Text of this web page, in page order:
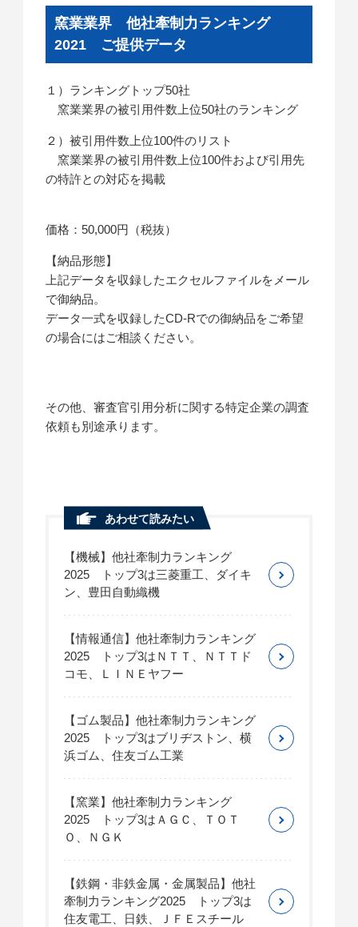
窯業業界 他社牽制力ランキング
2021 ご提供データ
１）ランキングトップ50社
窯業業界の被引用件数上位50社のランキング
２）被引用件数上位100件のリスト
窯業業界の被引用件数上位100件および引用先
の特許との対応を掲載
価格：50,000円（税抜）
【納品形態】
上記データを収録したエクセルファイルをメール
で御納品。
データ一式を収録したCD-Rでの御納品をご希望
の場合にはご相談ください。
その他、審査官引用分析に関する特定企業の調査
依頼も別途承ります。
あわせて読みたい
【機械】他社牽制力ランキング
2025 トップ3は三菱重工、ダイキ
ン、豊田自動織機
【情報通信】他社牽制力ランキング
2025 トップ3はＮＴＴ、ＮＴＴド
コモ、ＬＩＮＥヤフー
【ゴム製品】他社牽制力ランキング
2025 トップ3はブリヂストン、横
浜ゴム、住友ゴム工業
【窯業】他社牽制力ランキング
2025 トップ3はＡＧＣ、ＴＯＴ
Ｏ、ＮＧＫ
【鉄鋼・非鉄金属・金属製品】他社
牽制力ランキング2025 トップ3は
住友電工、日鉄、ＪＦＥスチール